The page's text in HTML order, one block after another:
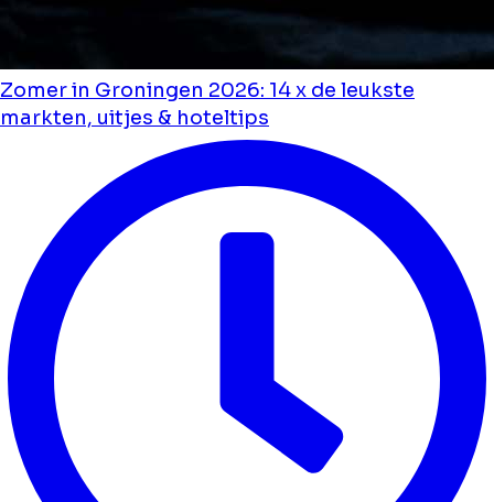
Zomer in Groningen 2026: 14 x de leukste
markten, uitjes & hoteltips